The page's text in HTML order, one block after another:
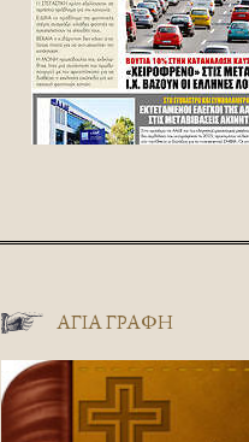
ΑΓΊΑ ΓΡΑΦΉ